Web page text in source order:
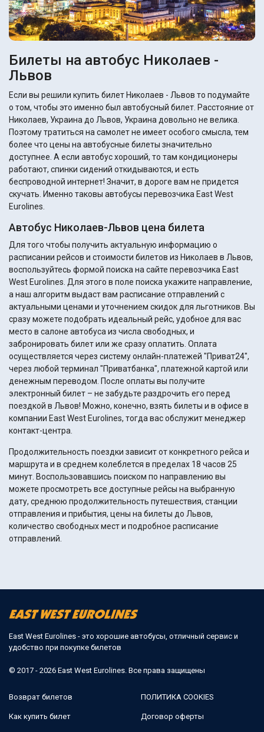
Билеты на автобус Николаев -
Львов
Если вы решили купить билет Николаев - Львов то подумайте
о том, чтобы это именно был автобусный билет. Расстояние от
Николаев, Украина до Львов, Украина довольно не велика.
Поэтому тратиться на самолет не имеет особого смысла, тем
более что цены на автобусные билеты значительно
доступнее. А если автобус хороший, то там кондиционеры
работают, спинки сидений откидываются, и есть
беспроводной интернет! Значит, в дороге вам не придется
скучать. Именно таковы автобусы перевозчика East West
Eurolines.
Автобус Николаев-Львов цена билета
Для того чтобы получить актуальную информацию о
расписании рейсов и стоимости билетов из Николаев в Львов,
воспользуйтесь формой поиска на сайте перевозчика East
West Eurolines. Для этого в поле поиска укажите направление,
а наш алгоритм выдаст вам расписание отправлений с
актуальными ценами и уточнением скидок для льготников. Вы
сразу можете подобрать идеальный рейс, удобное для вас
место в салоне автобуса из числа свободных, и
забронировать билет или же сразу оплатить. Оплата
осуществляется через систему онлайн-платежей "Приват24",
через любой терминал "Приватбанка", платежной картой или
денежным переводом. После оплаты вы получите
электронный билет – не забудьте раздрочить его перед
поездкой в Львов! Можно, конечно, взять билеты и в офисе в
компании East West Eurolines, тогда вас обслужит менеджер
контакт-центра.
Продолжительность поездки зависит от конкретного рейса и
маршрута и в среднем колеблется в пределах 18 часов 25
минут. Воспользовавшись поиском по направлению вы
можете просмотреть все доступные рейсы на выбранную
дату, среднюю продолжительность путешествия, станции
отправления и прибытия, цены на билеты до Львов,
количество свободных мест и подробное расписание
отправлений.
East West Eurolines - это хорошие автобусы, отличный сервис и
удобство при покупке билетов
© 2017 - 2026 East West Eurolines. Все права защищены
Возврат билетов
Как купить билет
ПОЛИТИКА COOKIES
Договор оферты